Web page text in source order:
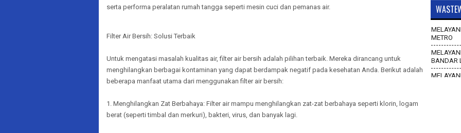
serta performa peralatan rumah tangga seperti mesin cuci dan pemanas air.
Filter Air Bersih: Solusi Terbaik
Untuk mengatasi masalah kualitas air, filter air bersih adalah pilihan terbaik. Mereka dirancang untuk
menghilangkan berbagai kontaminan yang dapat berdampak negatif pada kesehatan Anda. Berikut adalah
beberapa manfaat utama dari menggunakan filter air bersih:
1. Menghilangkan Zat Berbahaya: Filter air mampu menghilangkan zat-zat berbahaya seperti klorin, logam
berat (seperti timbal dan merkuri), bakteri, virus, dan banyak lagi.
METRO
BANDAR